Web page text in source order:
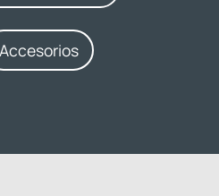
Accesorios